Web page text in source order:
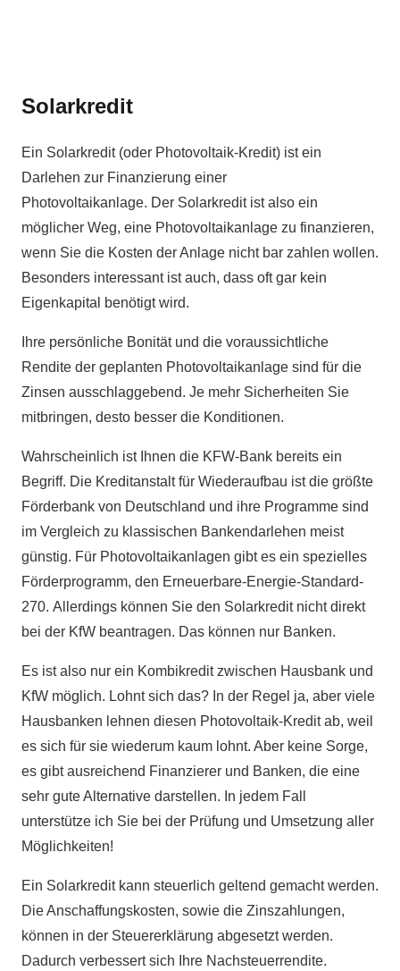
Solarkredit
Ein Solarkredit (oder Photovoltaik-Kredit) ist ein
Darlehen zur Finanzierung einer
Photovoltaikanlage. Der Solarkredit ist also ein
möglicher Weg, eine Photovoltaikanlage zu finanzieren,
wenn Sie die Kosten der Anlage nicht bar zahlen wollen.
Besonders interessant ist auch, dass oft gar kein
Eigenkapital benötigt wird.
Ihre persönliche Bonität und die voraussichtliche
Rendite der geplanten Photovoltaikanlage sind für die
Zinsen ausschlaggebend. Je mehr Sicherheiten Sie
mitbringen, desto besser die Konditionen.
Wahrscheinlich ist Ihnen die KFW-Bank bereits ein
Begriff. Die Kreditanstalt für Wiederaufbau ist die größte
Förderbank von Deutschland und ihre Programme sind
im Vergleich zu klassischen Bankendarlehen meist
günstig. Für Photovoltaikanlagen gibt es ein spezielles
Förderprogramm, den Erneuerbare-Energie-Standard-
270. Allerdings können Sie den Solarkredit nicht direkt
bei der KfW beantragen. Das können nur Banken.
Es ist also nur ein Kombikredit zwischen Hausbank und
KfW möglich. Lohnt sich das? In der Regel ja, aber viele
Hausbanken lehnen diesen Photovoltaik-Kredit ab, weil
es sich für sie wiederum kaum lohnt. Aber keine Sorge,
es gibt ausreichend Finanzierer und Banken, die eine
sehr gute Alternative darstellen. In jedem Fall
unterstütze ich Sie bei der Prüfung und Umsetzung aller
Möglichkeiten!
Ein Solarkredit kann steuerlich geltend gemacht werden.
Die Anschaffungskosten, sowie die Zinszahlungen,
können in der Steuererklärung abgesetzt werden.
Dadurch verbessert sich Ihre Nachsteuerrendite.